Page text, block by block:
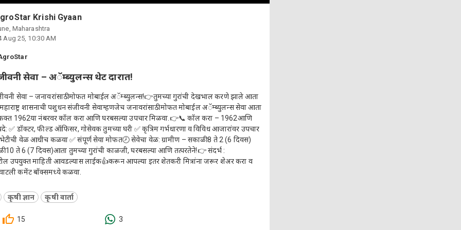
Krishi Gyaan
Maharashtra
Aug 25, 10:30 AM
सेवा – अॅम्ब्युलन्स थेट दारात!
सेवा – जनावरांसाठी मोफत मोबाईल अॅम्ब्युलन्स!👉तुमच्या गुरांची देखभाल करणे झाले आता
शासनाची पशुधन संजीवनी सेवाम्हणजेच जनावरांसाठी मोफत मोबाईल अॅम्ब्युलन्स सेवा आता
फक्त 1962या नंबरवर कॉल करा आणि घरबसल्या उपचार मिळवा.👉📞 कॉल करा – 1962आणि
✅ डॉक्टर, फील्ड ऑफिसर, गोसेवक तुमच्या घरी ✅ कृत्रिम गर्भधारणा व विविध आजारांवर उपचार
भेटीची वेळ आधीच कळवा ✅ संपूर्ण सेवा मोफत🕗 सेवेचा वेळ: ग्रामीण – सकाळी 8 ते 2 (6 दिवस)
10 ते 6 (7 दिवस)आता तुमच्या गुरांची काळजी, घरबसल्या आणि तत्परतेने!👉 संदर्भ :
उपयुक्त माहिती आवडल्यास लाईक👍करून आपल्या इतर शेतकरी मित्रांना जरूर शेअर करा व
कमेंट बॉक्समध्ये कळवा.
कृषी ज्ञान कृषी वार्ता
15 3